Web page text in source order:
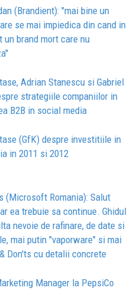
(Brandient): "mai bine un
se mai impiedica din cand in
un brand mort care nu
Adrian Stanescu si Gabriel
strategiile companiilor in
B2B in social media
(GfK) despre investitiile in
in 2011 si 2012
(Microsoft Romania): Salut
ea trebuie sa continue. Ghidul
nevoie de rafinare, de date si
mai putin "vaporware" si mai
Don'ts cu detalii concrete
Manager la PepsiCo